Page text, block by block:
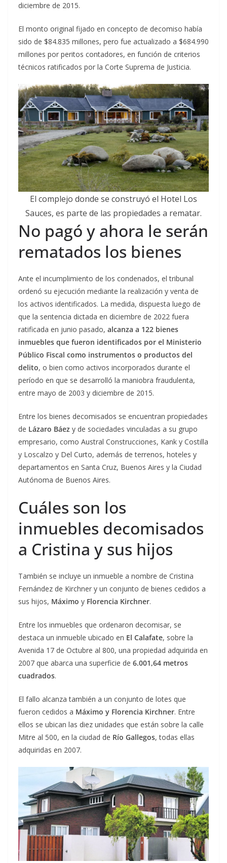
diciembre de 2015.
El monto original fijado en concepto de decomiso había
sido de $84.835 millones, pero fue actualizado a $684.990
millones por peritos contadores, en función de criterios
técnicos ratificados por la Corte Suprema de Justicia.
El complejo donde se construyó el Hotel Los
Sauces, es parte de las propiedades a rematar.
No pagó y ahora le serán
rematados los bienes
Ante el incumplimiento de los condenados, el tribunal
ordenó su ejecución mediante la realización y venta de
los activos identificados. La medida, dispuesta luego de
que la sentencia dictada en diciembre de 2022 fuera
ratificada en junio pasado, alcanza a 122 bienes
inmuebles que fueron identificados por el Ministerio
Público Fiscal como instrumentos o productos del
delito, o bien como activos incorporados durante el
período en que se desarrolló la maniobra fraudulenta,
entre mayo de 2003 y diciembre de 2015.
Entre los bienes decomisados se encuentran propiedades
de Lázaro Báez y de sociedades vinculadas a su grupo
empresario, como Austral Construcciones, Kank y Costilla
y Loscalzo y Del Curto, además de terrenos, hoteles y
departamentos en Santa Cruz, Buenos Aires y la Ciudad
Autónoma de Buenos Aires.
Cuáles son los
inmuebles decomisados
a Cristina y sus hijos
También se incluye un inmueble a nombre de Cristina
Fernández de Kirchner y un conjunto de bienes cedidos a
sus hijos, Máximo y Florencia Kirchner.
Entre los inmuebles que ordenaron decomisar, se
destaca un inmueble ubicado en El Calafate, sobre la
Avenida 17 de Octubre al 800, una propiedad adquirida en
2007 que abarca una superficie de 6.001,64 metros
cuadrados.
El fallo alcanza también a un conjunto de lotes que
fueron cedidos a Máximo y Florencia Kirchner. Entre
ellos se ubican las diez unidades que están sobre la calle
Mitre al 500, en la ciudad de Río Gallegos, todas ellas
adquiridas en 2007.